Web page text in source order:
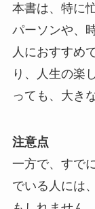
本書は、特に
パーソンや、
人におすすめ
り、人生の楽
っても、大き
注意点
一方で、すで
でいる人には